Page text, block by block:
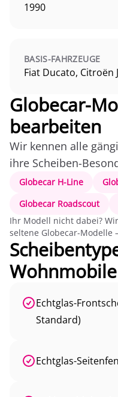
1990
BASIS-FAHRZEUGE
Fiat Ducato, Citroën
Globecar-
bearbeiten
Wir kennen alle
ihre Scheiben-
Globecar H-Line
Globecar Roadscout
Ihr Modell nicht dabei?
seltene Globecar-Modelle
Echtglas-
Standard)
Echtglas-